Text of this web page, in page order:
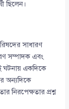
ছিলেন।
সাধারণ
সম্পাদক এবং
ঘটনায় একদিকে
অন্যদিকে
নিরপেক্ষতার প্রশ্ন